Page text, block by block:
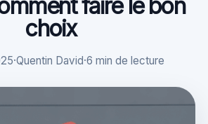
faire le bon
choix
·Quentin David·6 min de lecture